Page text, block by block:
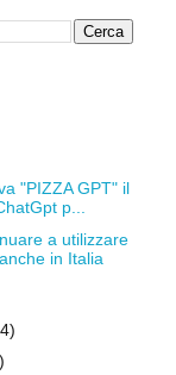
"PIZZA GPT" il
p...
a utilizzare
in Italia